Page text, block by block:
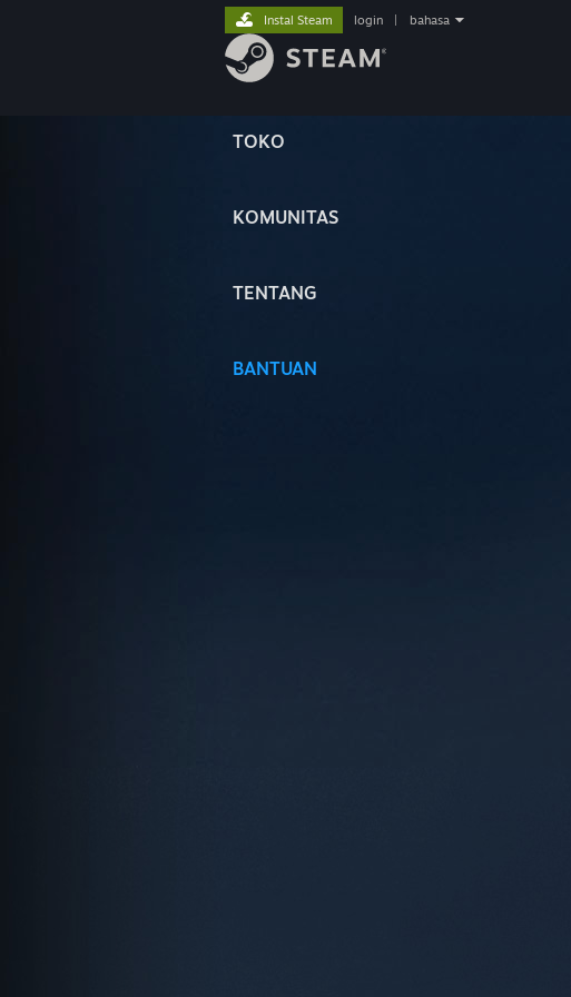
TOKO
KOMUNITAS
TENTANG
BANTUAN
Instal Steam login bahasa